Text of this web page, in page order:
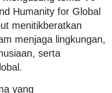
Humanity for Global
menitikberatkan
menjaga lingkungan,
serta
yang